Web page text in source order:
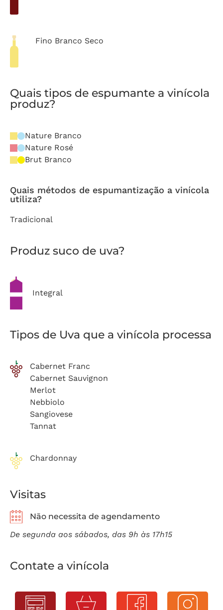
Fino Branco Seco
Quais tipos de espumante a vinícola
produz?
Nature Branco
Nature Rosé
Brut Branco
Quais métodos de espumantização a vinícola
utiliza?
Tradicional
Produz suco de uva?
Integral
Tipos de Uva que a vinícola processa
Cabernet Franc
Cabernet Sauvignon
Merlot
Nebbiolo
Sangiovese
Tannat
Chardonnay
Visitas
Não necessita de agendamento
De segunda aos sábados, das 9h às 17h15
Contate a vinícola